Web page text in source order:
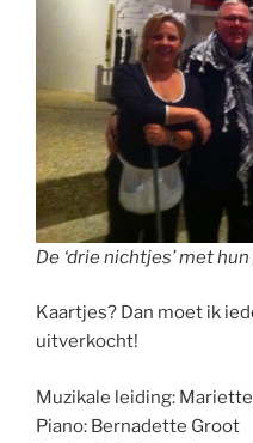
De ‘drie nichtjes’ met
Kaartjes? Dan moet ik
uitverkocht!
Muzikale leiding:
Piano: Bernadette Groot